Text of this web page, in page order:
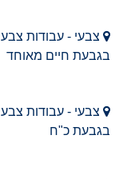
צבעי - עבודות צבע
בגבעת חיים מאוחד
צבעי - עבודות צבע
בגבעת כ"ח